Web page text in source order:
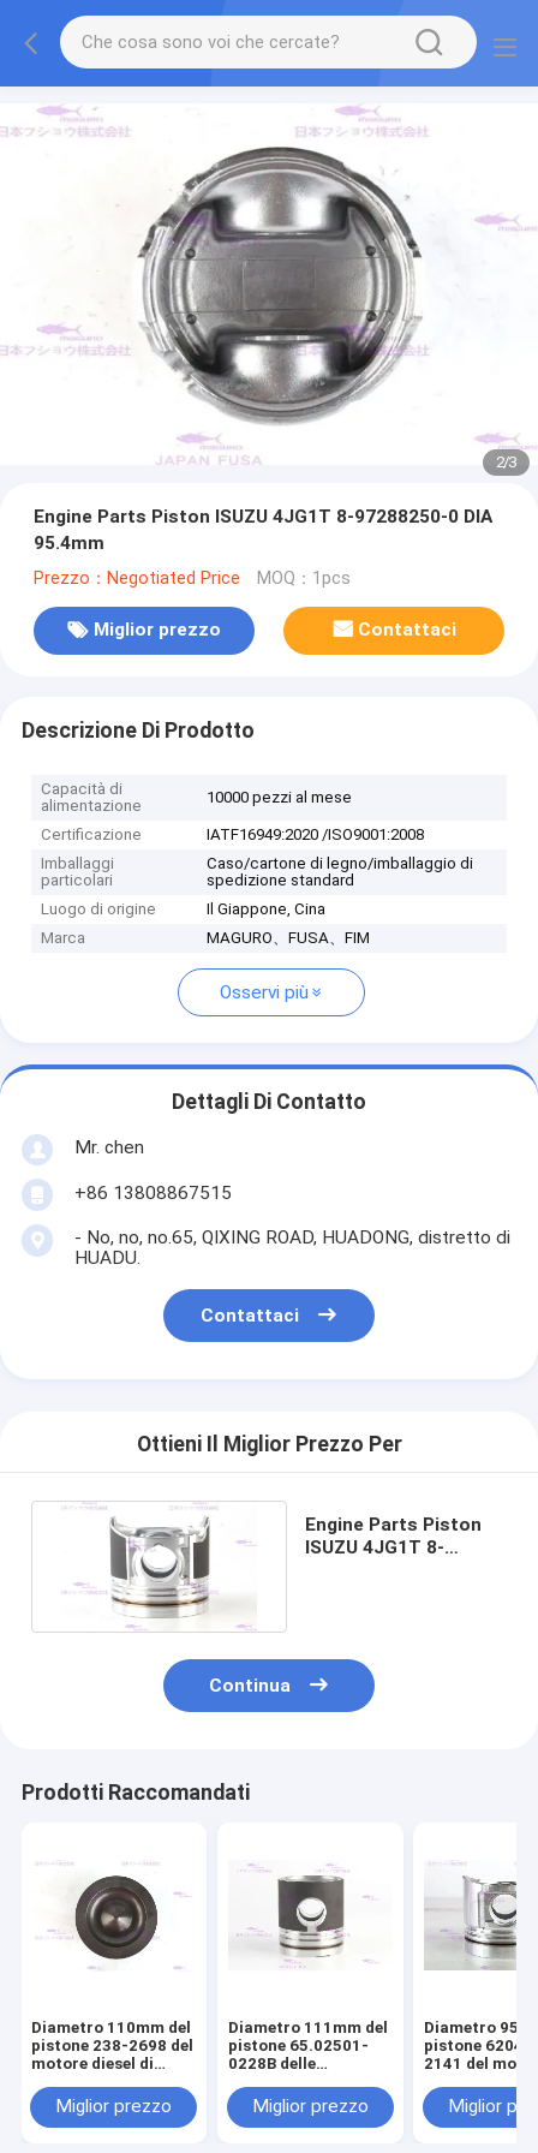
2/3
Engine Parts Piston ISUZU 4JG1T 8-97288250-0 DIA
95.4mm
Prezzo：Negotiated Price MOQ：1pcs
Miglior prezzo Contattaci
Descrizione Di Prodotto
Capacità di
alimentazione
10000 pezzi al mese
Certificazione
IATF16949:2020 /ISO9001:2008
Imballaggi
particolari
Caso/cartone di legno/imballaggio di
spedizione standard
Luogo di origine
Il Giappone, Cina
Marca
MAGURO、FUSA、FIM
Osservi più
Dettagli Di Contatto
Mr. chen
+86 13808867515
- No, no, no.65, QIXING ROAD, HUADONG, distretto di
HUADU.
Contattaci
Ottieni Il Miglior Prezzo Per
Engine Parts Piston
ISUZU 4JG1T 8-
Continua
Prodotti Raccomandati
Diametro 110mm del
pistone 238-2698 del
motore diesel di
Miglior prezzo
Diametro 111mm del
pistone 65.02501-
0228B delle
motore di DOOSAN
DE08T
Miglior prezzo
Diametro
pistone 6204-
2141 del
S4D95LE-2
Miglior